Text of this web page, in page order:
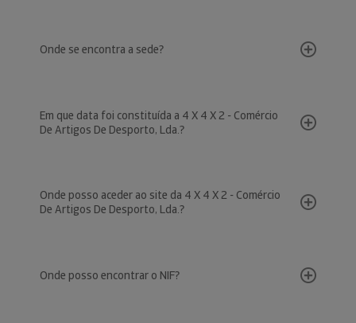
Onde se encontra a sede?
Em que data foi constituída a 4 X 4 X 2 - Comércio
De Artigos De Desporto, Lda.?
Onde posso aceder ao site da 4 X 4 X 2 - Comércio
De Artigos De Desporto, Lda.?
Onde posso encontrar o NIF?